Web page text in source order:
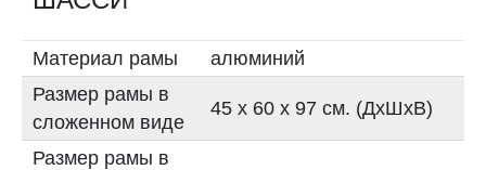
Материал рамы
алюминий
Размер рамы в
сложенном виде
45 х 60 х 97 см. (ДxШxВ)
Размер рамы в